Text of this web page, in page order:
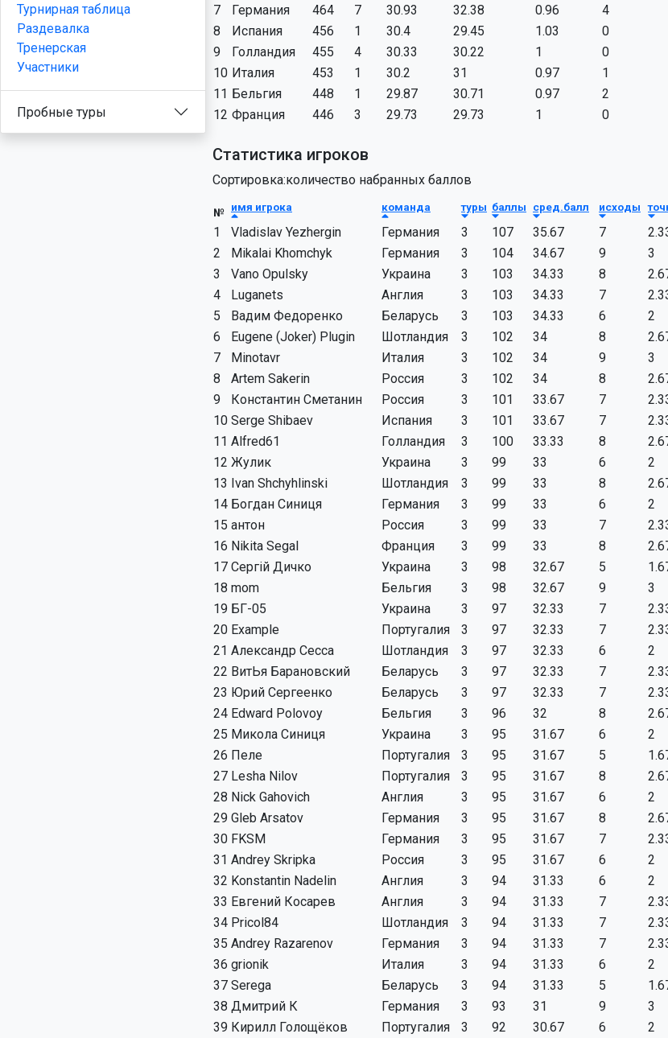
Турнирная таблица
Раздевалка
Тренерская
Участники
Пробные туры
7
Германия 464 7 30.93 32.38 0.96 4
8
Испания 456 1 30.4 29.45 1.03 0
9
Голландия 455 4 30.33 30.22 1 0
10 Италия 453 1 30.2 31 0.97 1
11 Бельгия 448 1 29.87 30.71 0.97 2
12 Франция 446 3 29.73 29.73 1 0
Статистика игроков
Сортировка:количество набранных баллов
№ имя игрока команда туры баллы сред.балл исходы
1 Vladislav Yezhergin Германия 3 107 35.67 7
2
Mikalai Khomchyk Германия 3 104 34.67 9 3
3
Vano Opulsky Украина 3 103 34.33 8
4
Luganets Англия 3 103 34.33 7
5
Вадим Федоренко Беларусь 3 103 34.33 6 2
6
Eugene (Joker) Plugin Шотландия 3 102 34 8
7
Minotavr Италия 3 102 34 9 3
8
Artem Sakerin Россия 3 102 34 8
9
Константин Сметанин Россия 3 101 33.67 7
10 Serge Shibaev Испания 3 101 33.67 7
11 Alfred61 Голландия 3 100 33.33 8
12 Жулик Украина 3 99 33 6 2
13 Ivan Shchyhlinski Шотландия 3 99 33 8
14 Богдан Синиця Германия 3 99 33 6 2
15 антон Россия 3 99 33 7
16 Nikita Segal Франция 3 99 33 8
17 Сергій Дичко Украина 3 98 32.67 5
18 mom Бельгия 3 98 32.67 9 3
19 БГ-05 Украина 3 97 32.33 7
20 Example Португалия 3 97 32.33 7
21 Александр Сесса Шотландия 3 97 32.33 6 2
22 ВитЬя Барановский Беларусь 3 97 32.33 7
23 Юрий Сергеенко Беларусь 3 97 32.33 7
24 Edward Polovoy Бельгия 3 96 32 8
25 Микола Синиця Украина 3 95 31.67 6 2
26 Пеле Португалия 3 95 31.67 5
27 Lesha Nilov Португалия 3 95 31.67 8
28 Nick Gahovich Англия 3 95 31.67 6 2
29 Gleb Arsatov Германия 3 95 31.67 8
30 FKSM Германия 3 95 31.67 7
31 Andrey Skripka Россия 3 95 31.67 6 2
32 Konstantin Nadelin Англия 3 94 31.33 6 2
33 Евгений Косарев Англия 3 94 31.33 7
34 Pricol84 Шотландия 3 94 31.33 7
35 Andrey Razarenov Германия 3 94 31.33 7
36 grionik Италия 3 94 31.33 6 2
37 Serega Беларусь 3 94 31.33 5
38 Дмитрий К Германия 3 93 31 9 3
39 Кирилл Голощёков Португалия 3 92 30.67 6 2